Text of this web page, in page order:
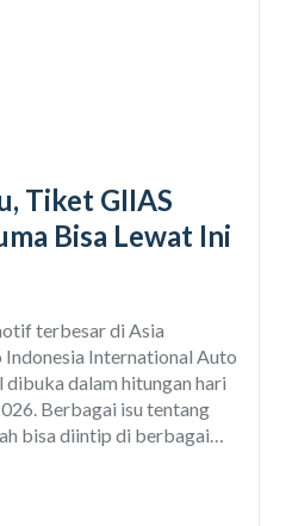
Tiket GIIAS
Bisa Lewat Ini
terbesar di Asia
International Auto
dalam hitungan hari
Berbagai isu tentang
bisa diintip di berbagai
ini bakal melebihi
sebelumnya, karena